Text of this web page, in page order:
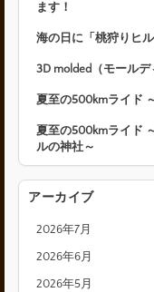
ます！
海の日に「桃狩りヒ
3D molded（モールデ
夏至の500kmライド
夏至の500kmライド
ルの神社～
アーカイブ
2026年7月
2026年6月
2026年5月